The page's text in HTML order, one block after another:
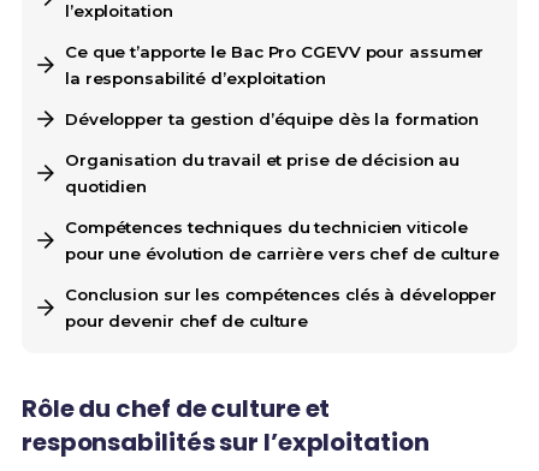
l’exploitation
Ce que t’apporte le Bac Pro CGEVV pour assumer
la responsabilité d’exploitation
Développer ta gestion d’équipe dès la formation
Organisation du travail et prise de décision au
quotidien
Compétences techniques du technicien viticole
pour une évolution de carrière vers chef de culture
Conclusion sur les compétences clés à développer
pour devenir chef de culture
Rôle du chef de culture et
responsabilités sur l’exploitation